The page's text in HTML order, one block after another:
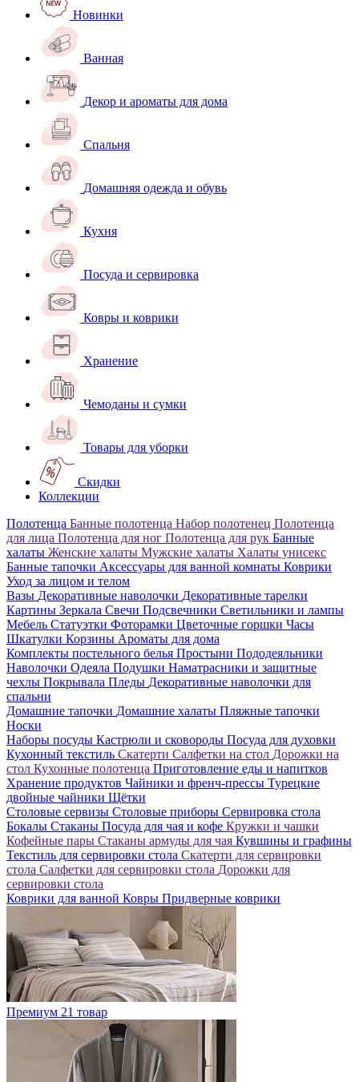
Новинки
Ванная
Декор и ароматы для дома
Спальня
Домашняя одежда и обувь
Кухня
Посуда и сервировка
Ковры и коврики
Хранение
Чемоданы и сумки
Товары для уборки
Скидки
Коллекции
Полотенца Банные полотенца Набор полотенец Полотенца
для лица Полотенца для ног Полотенца для рук Банные
халаты Женские халаты Мужские халаты Халаты унисекс
Банные тапочки Аксессуары для ванной комнаты Коврики
Уход за лицом и телом
Вазы Декоративные наволочки Декоративные тарелки
Картины Зеркала Свечи Подсвечники Светильники и лампы
Мебель Статуэтки Фоторамки Цветочные горшки Часы
Шкатулки Корзины Ароматы для дома
Комплекты постельного белья Простыни Пододеяльники
Наволочки Одеяла Подушки Наматрасники и защитные
чехлы Покрывала Пледы Декоративные наволочки для
спальни
Домашние тапочки Домашние халаты Пляжные тапочки
Носки
Наборы посуды Кастрюли и сковороды Посуда для духовки
Кухонный текстиль Скатерти Салфетки на стол Дорожки на
стол Кухонные полотенца Приготовление еды и напитков
Хранение продуктов Чайники и френч-прессы Турецкие
двойные чайники Щётки
Столовые сервизы Столовые приборы Сервировка стола
Бокалы Стаканы Посуда для чая и кофе Кружки и чашки
Кофейные пары Стаканы армуды для чая Кувшины и графины
Текстиль для сервировки стола Скатерти для сервировки
стола Салфетки для сервировки стола Дорожки для
сервировки стола
Коврики для ванной Ковры Придверные коврики
Премиум 21 товар